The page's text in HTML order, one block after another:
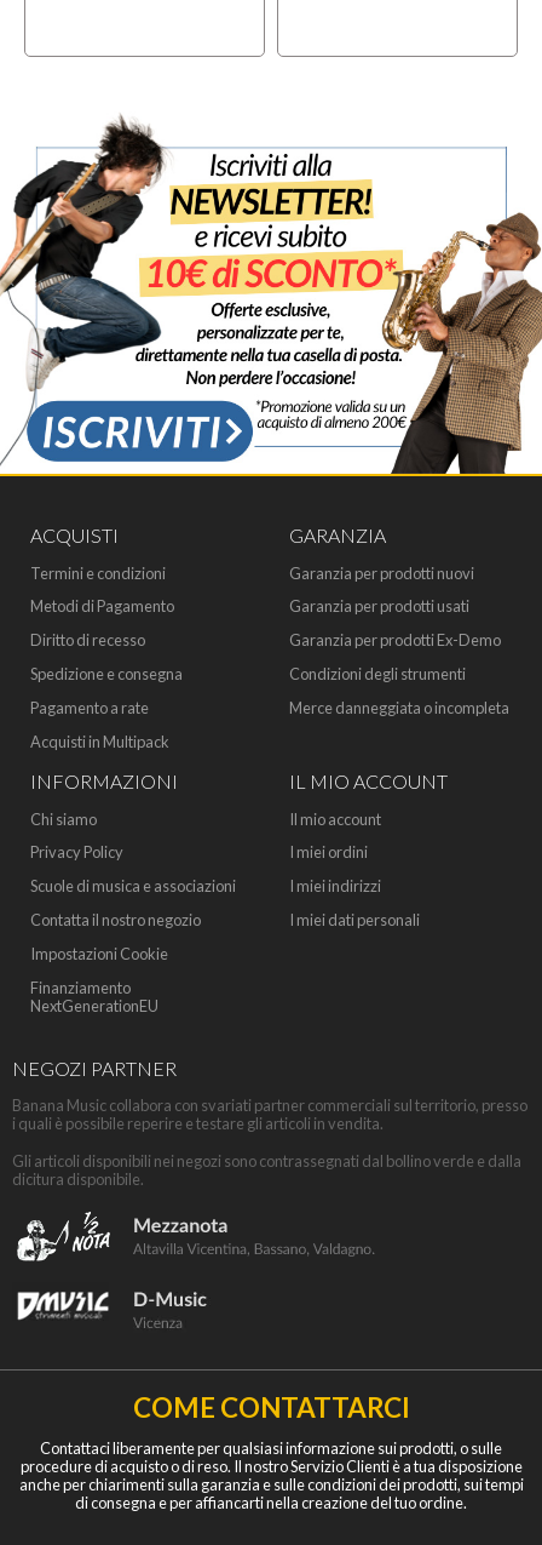
ACQUISTI
Termini e condizioni
Metodi di Pagamento
Diritto di recesso
Spedizione e consegna
Pagamento a rate
Acquisti in Multipack
GARANZIA
Garanzia per prodotti nuovi
Garanzia per prodotti usati
Garanzia per prodotti Ex-Demo
Condizioni degli strumenti
Merce danneggiata o incompleta
INFORMAZIONI
Chi siamo
Privacy Policy
Scuole di musica e associazioni
Contatta il nostro negozio
Impostazioni Cookie
Finanziamento
NextGenerationEU
IL MIO ACCOUNT
Il mio account
I miei ordini
I miei indirizzi
I miei dati personali
NEGOZI PARTNER
Banana Music collabora con svariati partner commerciali sul territorio, presso
i quali è possibile reperire e testare gli articoli in vendita.
Gli articoli disponibili nei negozi sono contrassegnati dal bollino verde e dalla
dicitura disponibile.
COME CONTATTARCI
Contattaci liberamente per qualsiasi informazione sui prodotti, o sulle
procedure di acquisto o di reso. Il nostro Servizio Clienti è a tua disposizione
anche per chiarimenti sulla garanzia e sulle condizioni dei prodotti, sui tempi
di consegna e per affiancarti nella creazione del tuo ordine.